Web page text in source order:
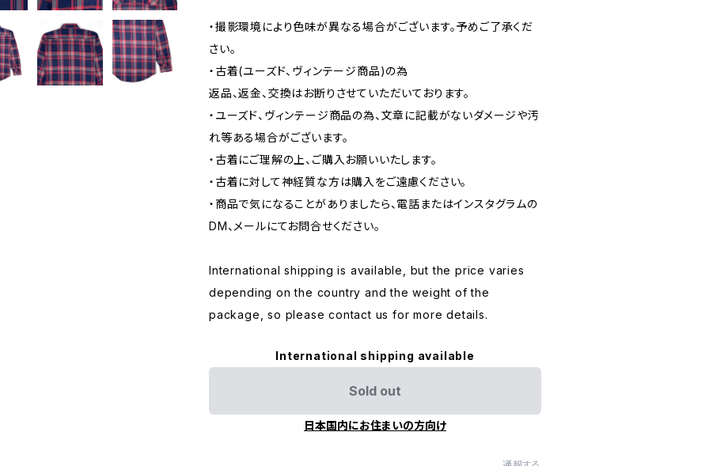
・撮影環境により色味が異なる場合がございます。予めご了承くだ
さい。
・古着(ユーズド、ヴィンテージ商品)の為
返品、返金、交換はお断りさせていただいております。
・ユーズド、ヴィンテージ商品の為、文章に記載がないダメージや汚
れ等ある場合がございます。
・古着にご理解の上、ご購入お願いいたします。
・古着に対して神経質な方は購入をご遠慮ください。
・商品で気になることがありましたら、電話またはインスタグラムの
DM、メールにてお問合せください。
International shipping is available, but the price varies
depending on the country and the weight of the
package, so please contact us for more details.
International shipping available
Sold out
日本国内にお住まいの方向け